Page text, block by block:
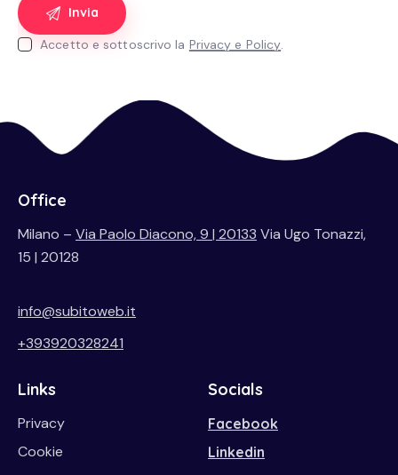
Accetto e sottoscrivo la Privacy e Policy.
Office
Milano – Via Paolo Diacono, 9 | 20133 Via Ugo Tonazzi,
15 | 20128
info@subitoweb.it
+393920328241
Links
Privacy
Cookie
Socials
Facebook
Linkedin